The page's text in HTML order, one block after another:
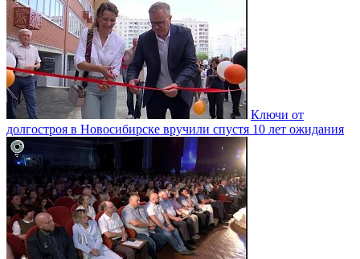
Ключи от
долгостроя в Новосибирске вручили спустя 10 лет ожидания